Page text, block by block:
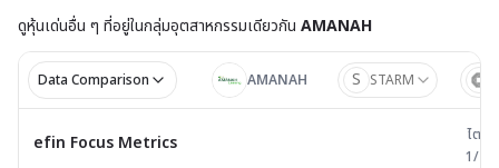
ดูหุ้นเด่นอื่น ๆ ที่อยู่ในกลุ่มอุตสาหกรรมเดียวกัน AMANAH
Data Comparison AMANAH S STARM
efin Focus Metrics ไตรมาส
efin Focus Metrics
ไตรม
1/